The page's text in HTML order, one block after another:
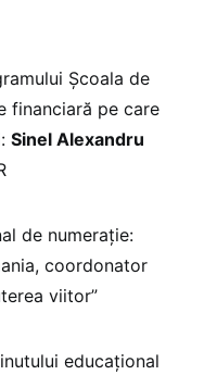
Școala de
financiară pe care
Sinel Alexandru
de numerație:
coordonator
viitor”
educațional